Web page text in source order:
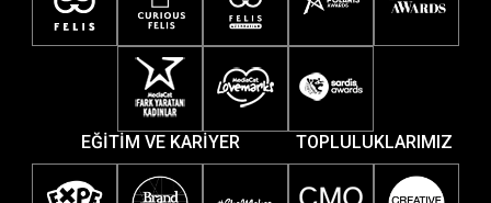
EĞİTİM VE KARİYER TOPLULUKLARIMIZ